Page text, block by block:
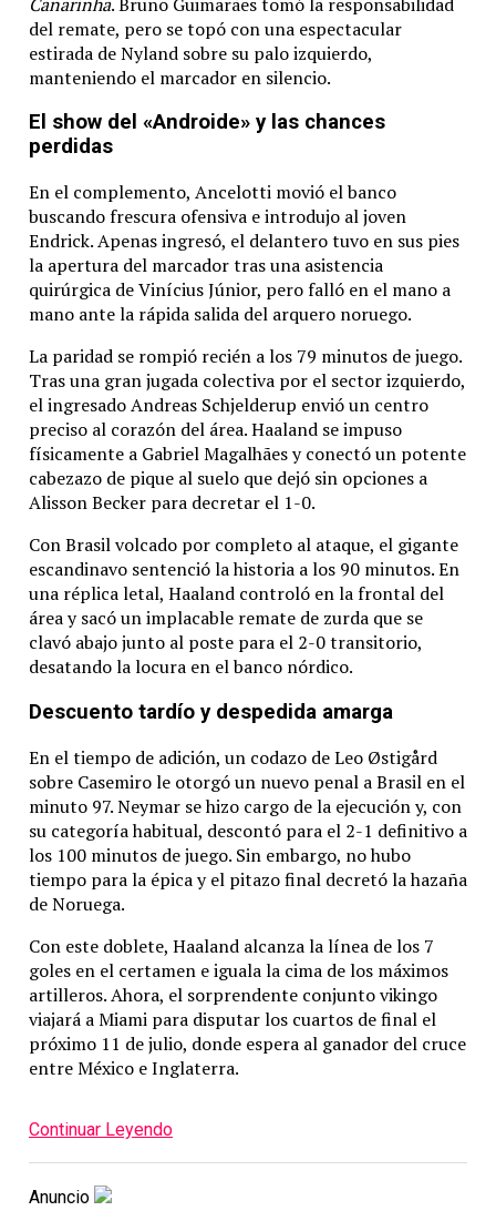
del remate, pero se topó con una espectacular
estirada de Nyland sobre su palo izquierdo,
manteniendo el marcador en silencio.
El show del «Androide» y las chances
perdidas
En el complemento, Ancelotti movió el banco
buscando frescura ofensiva e introdujo al joven
Endrick.Apenas ingresó, el delantero tuvo en sus pies
la apertura del marcador tras una asistencia
quirúrgica de Vinícius Júnior, pero falló en el mano a
mano ante la rápida salida del arquero noruego.
La paridad se rompió recién a los 79 minutos de juego.
Tras una gran jugada colectiva por el sector izquierdo,
el ingresado Andreas Schjelderup envió un centro
preciso al corazón del área.Haaland se impuso
físicamente a Gabriel Magalhães y conectó un potente
cabezazo de pique al suelo que dejó sin opciones a
Alisson Becker para decretar el 1-0.
Con Brasil volcado por completo al ataque, el gigante
escandinavo sentenció la historia a los 90 minutos.En
una réplica letal, Haaland controló en la frontal del
área y sacó un implacable remate de zurda que se
clavó abajo junto al poste para el 2-0 transitorio,
desatando la locura en el banco nórdico.
Descuento tardío y despedida amarga
En el tiempo de adición, un codazo de Leo Østigård
sobre Casemiro le otorgó un nuevo penal a Brasil en el
minuto 97.Neymar se hizo cargo de la ejecución y, con
su categoría habitual, descontó para el 2-1 definitivo a
los 100 minutos de juego. Sin embargo, no hubo
tiempo para la épica y el pitazo final decretó la hazaña
de Noruega.
Con este doblete, Haaland alcanza la línea de los 7
goles en el certamen e iguala la cima de los máximos
artilleros.Ahora, el sorprendente conjunto vikingo
viajará a Miami para disputar los cuartos de final el
próximo 11 de julio, donde espera al ganador del cruce
entre México e Inglaterra.
Continuar Leyendo
Anuncio